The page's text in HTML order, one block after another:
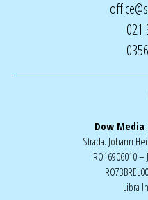
021
Dow Media
Strada. Johann
RO16906010
Libra